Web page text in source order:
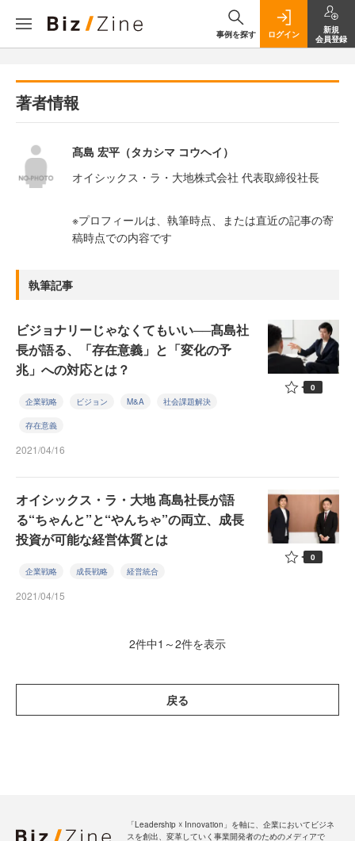
事例を探す ログイン
新規
会員登録
著者情報
髙島 宏平（タカシマ コウヘイ）
オイシックス・ラ・大地株式会社 代表取締役社長
※プロフィールは、執筆時点、または直近の記事の寄
稿時点での内容です
執筆記事
ビジョナリーじゃなくてもいい──髙島社
長が語る、「存在意義」と「変化の予
兆」への対応とは？
企業戦略 ビジョン M&A 社会課題解決
存在意義
2021/04/16
0
オイシックス・ラ・大地 髙島社長が語
る“ちゃんと”と“やんちゃ”の両立、成長
投資が可能な経営体質とは
企業戦略 成長戦略 経営統合
2021/04/15
0
2件中1～2件を表示
戻る
「Leadership ☓ Innovation」を軸に、企業においてビジネ
スを創出、変革していく事業開発者のためのメディアで